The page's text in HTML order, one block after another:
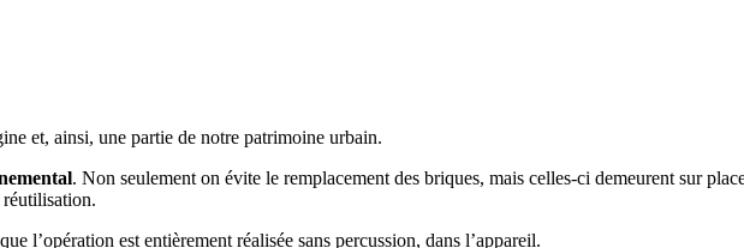
et, ainsi, une partie de notre patrimoine urbain.
. Non seulement on évite le remplacement des briques, mais celles-ci demeurent sur
réutilisation.
l’opération est entièrement réalisée sans percussion, dans l’appareil.